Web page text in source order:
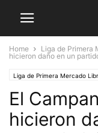
Home Liga de Primera
hicieron daño en un
Liga de Primera Mercado
El
hicieron